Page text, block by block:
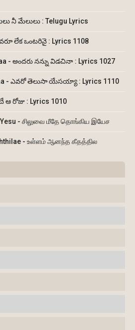
నీ మేలులు : Telugu Lyrics
లేక ఒంటరినై : Lyrics 1108
- అందరు నన్ను విడచినా : Lyrics 1027
- ఎవరో తెలుసా యేసయ్యా : Lyrics 1110
ఆ రోజు : Lyrics 1010
- சிலுவை மீதே தொங்கிய இயேச
- உள்ளம் ஆனந்த கீதத்தில